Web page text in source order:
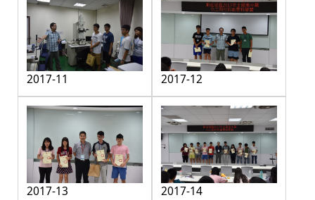
2017-11 2017-12
2017-13 2017-14